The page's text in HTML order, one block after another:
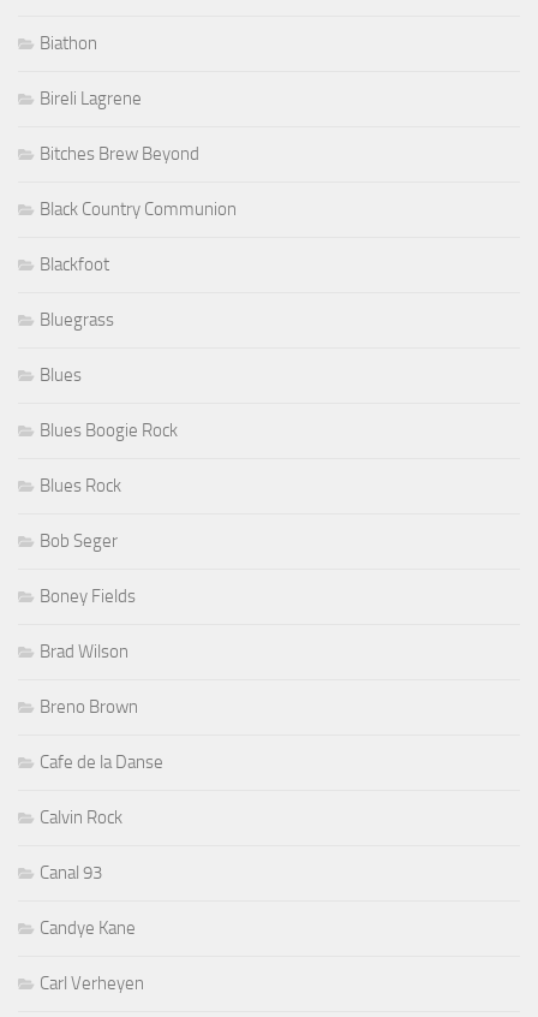
Biathon
Bireli Lagrene
Bitches Brew Beyond
Black Country Communion
Blackfoot
Bluegrass
Blues
Blues Boogie Rock
Blues Rock
Bob Seger
Boney Fields
Brad Wilson
Breno Brown
Cafe de la Danse
Calvin Rock
Canal 93
Candye Kane
Carl Verheyen